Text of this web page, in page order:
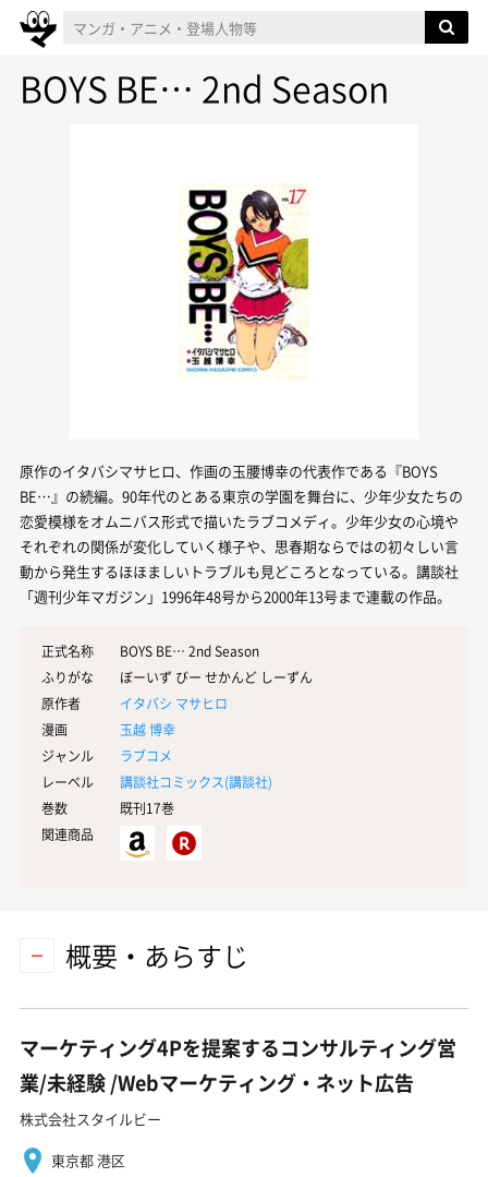
BOYS BE… 2nd Season
原作のイタバシマサヒロ、作画の玉腰博幸の代表作である『BOYS
BE…』の続編。90年代のとある東京の学園を舞台に、少年少女たちの
恋愛模様をオムニバス形式で描いたラブコメディ。少年少女の心境や
それぞれの関係が変化していく様子や、思春期ならではの初々しい言
動から発生するほほましいトラブルも見どころとなっている。講談社
「週刊少年マガジン」1996年48号から2000年13号まで連載の作品。
正式名称
BOYS BE… 2nd Season
ふりがな
ぼーいず びー せかんど しーずん
原作者
イタバシ マサヒロ
漫画
玉越 博幸
ジャンル
ラブコメ
レーベル
講談社コミックス(講談社)
巻数
既刊17巻
関連商品
概要・あらすじ
マーケティング4Pを提案するコンサルティング営
業/未経験 ️/Webマーケティング・ネット広告
株式会社スタイルビー
東京都 港区